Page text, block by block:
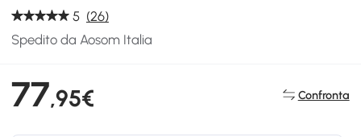
5 (26)
Spedito da Aosom Italia
77,95€ Confronta